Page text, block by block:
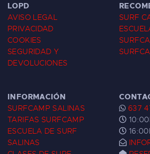
LOPD
AVISO LEGAL
PRIVACIDAD
COOKIES
SEGURIDAD Y
DEVOLUCIONES
SURF
INFORMACIÓN
SURFCAMP SALINAS
TARIFAS SURFCAMP
ESCUELA DE SURF
SALINAS
637